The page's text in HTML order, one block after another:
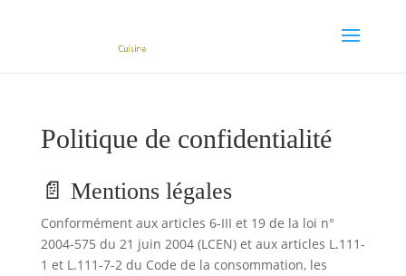
Politique de confidentialité
📄 Mentions légales
Conformément aux articles 6-III et 19 de la loi n°
2004-575 du 21 juin 2004 (LCEN) et aux articles L.111-
1 et L.111-7-2 du Code de la consommation, les